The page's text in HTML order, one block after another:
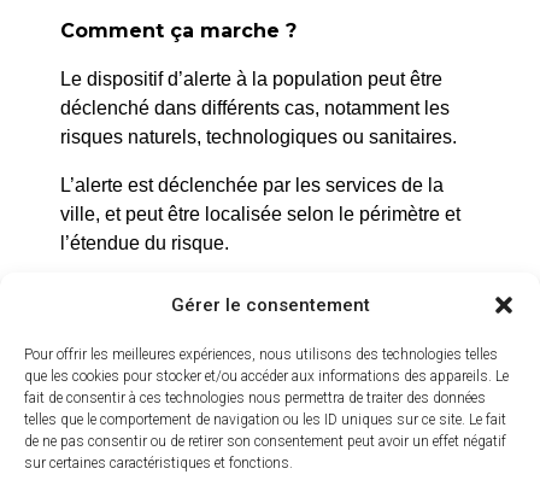
Gérer le consentement
Pour offrir les meilleures expériences, nous utilisons des technologies telles
que les cookies pour stocker et/ou accéder aux informations des appareils. Le
fait de consentir à ces technologies nous permettra de traiter des données
telles que le comportement de navigation ou les ID uniques sur ce site. Le fait
de ne pas consentir ou de retirer son consentement peut avoir un effet négatif
sur certaines caractéristiques et fonctions.
La Roque d’Anthéron
2 avenue de l’Europe Unie,
13640 La Roque d’Anthéron
Nous contacter
Horaires d'ouverture
Du lundi au jeudi :
de 8h30 à 11h30 et de 14h à 16h
Le vendredi :
Comment ça marche ?
Le dispositif d’alerte à la population peut être
déclenché dans différents cas, notamment les
risques naturels, technologiques ou sanitaires.
L’alerte est déclenchée par les services de la
ville, et peut être localisée selon le périmètre et
l’étendue du risque.
https://inscription.cedralis.com/
Comment sont utilisées les données